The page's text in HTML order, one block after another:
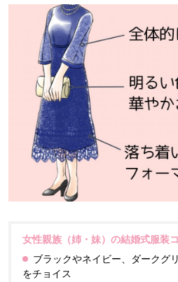
女性親族（姉・妹）の結婚式服装
ブラックやネイビー、ダークグ
をチョイス